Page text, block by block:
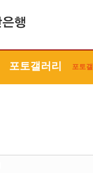
포토갤러리 포토